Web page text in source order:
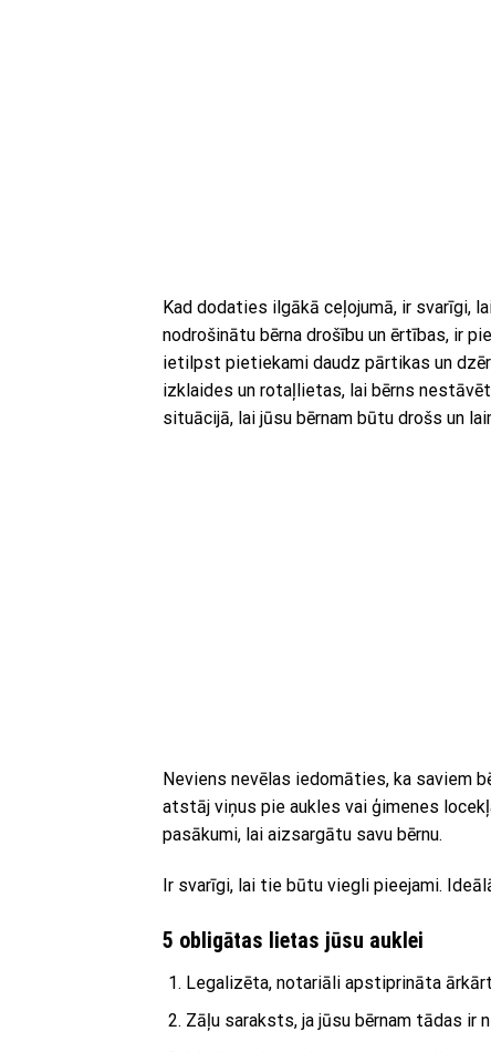
Kad dodaties ilgākā ceļojumā, ir svarīgi,
nodrošinātu bērna drošību un ērtības, ir
ietilpst pietiekami daudz pārtikas un
izklaides un rotaļlietas, lai bērns
situācijā, lai jūsu bērnam būtu drošs un
Neviens nevēlas iedomāties, ka saviem
atstāj viņus pie aukles vai ģimenes
pasākumi, lai aizsargātu savu bērnu.
Ir svarīgi, lai tie būtu viegli pieejami.
5 obligātas lietas jūsu auklei
Legalizēta, notariāli apstiprināta
Zāļu saraksts, ja jūsu bērnam tādas ir